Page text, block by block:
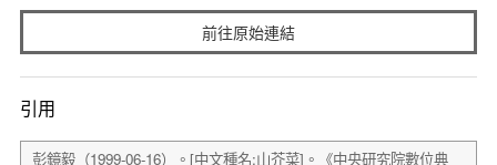
前往原始連結
引用